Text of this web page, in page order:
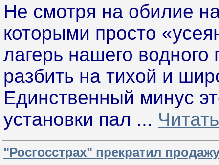
Не смотря на обилие
которыми просто
лагерь нашего
разбить на тихой и
Единственный минус
установки пал ...
"Росгосстрах" прекратил